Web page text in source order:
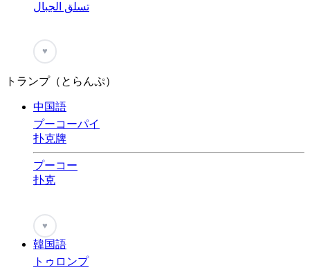
تسلق الجبال
♥
トランプ（とらんぷ）
中国語
プーコーパイ
扑克牌
プーコー
扑克
♥
韓国語
トゥロンプ